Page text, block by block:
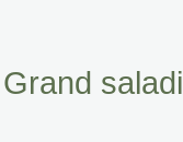
Grand